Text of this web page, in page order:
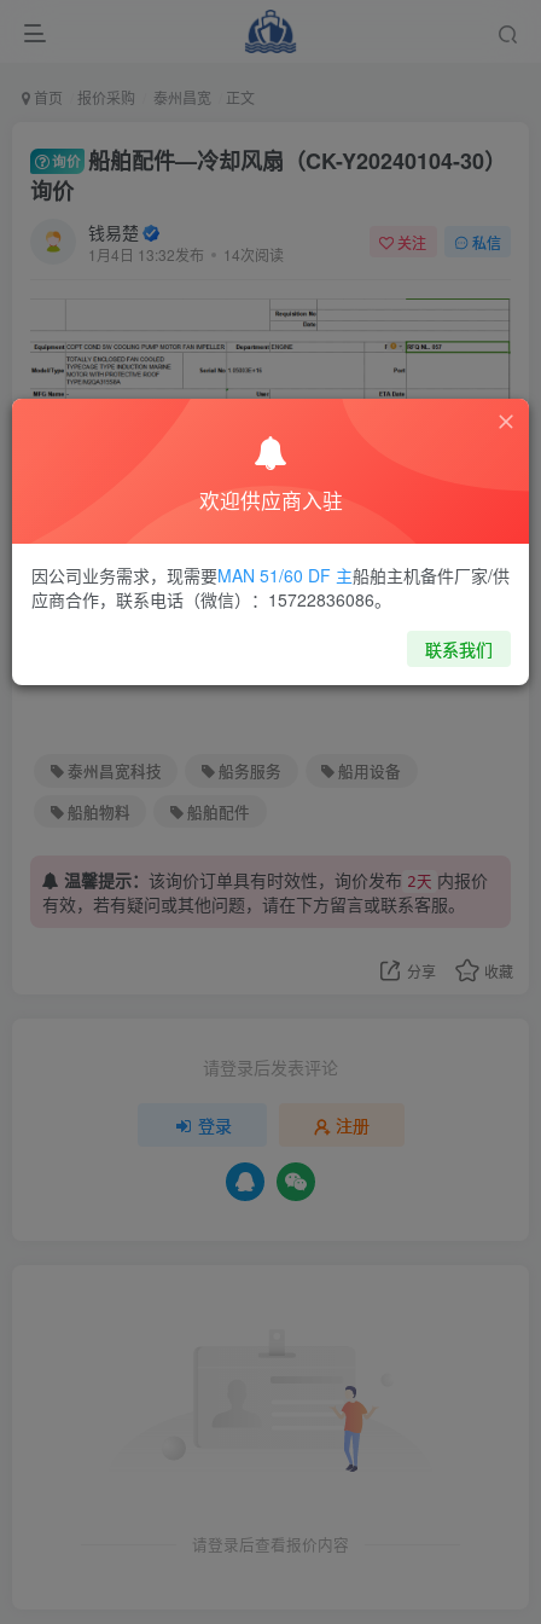
首页 报价采购 泰州昌宽 正文
询价 船舶配件—冷却风扇（CK-Y20240104-30）
询价
钱易楚
1月4日 13:32发布 14次阅读
关注 私信
LIB-09-23-0057-COPT-COND
-SW-COOLING-PUMP-MOTO
R-FAN-IMPELLER1.xls
下载
36.0K
泰州昌宽科技 船务服务
船用设备
船舶物料
船舶配件
温馨提示： 该询价订单具有时效性，询价发布 2天 内报价
有效，若有疑问或其他问题，请在下方留言或联系客服。
分享 收藏
请登录后发表评论
登录 注册
请登录后查看报价内容
欢迎供应商入驻
因公司业务需求，现需要MAN 51/60 DF 主船舶主机备件厂家/供
应商合作，联系电话（微信）：15722836086。
联系我们